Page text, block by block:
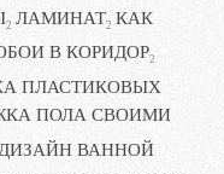
2 ЛАМИНАТ2 КАК
В КОРИДОР2
ПЛАСТИКОВЫХ
ПОЛА СВОИМИ
ВАННОЙ